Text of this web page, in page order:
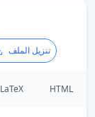
تنزيل الملف
LaTeX HTML